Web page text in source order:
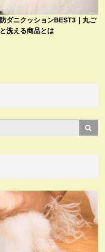
防ダニクッションBEST3｜丸ご
と洗える商品とは